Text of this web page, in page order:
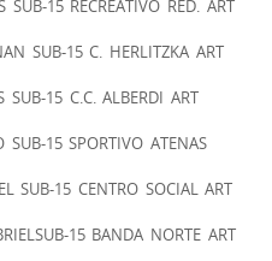
SUB-15 RECREATIVO RED. ART
SUB-15 C. HERLITZKA ART
SUB-15 C.C. ALBERDI ART
SUB-15 SPORTIVO ATENAS
SUB-15 CENTRO SOCIAL ART
15 BANDA NORTE ART